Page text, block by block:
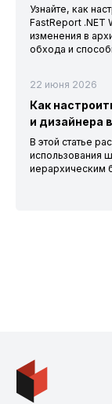
Узнайте, как
FastReport .NET
изменения в
обхода и
22 июня 2026
Как
и дизайнера
В этой статье
использования
иерархическим